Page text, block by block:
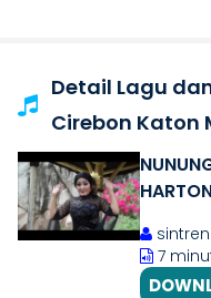
Detail Lagu
Cirebon Katon
NUNUNG ALVI
7